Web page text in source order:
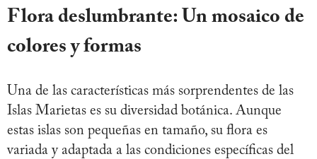
Flora deslumbrante: Un mosaico de
colores y formas
Una de las características más sorprendentes de las
Islas Marietas es su diversidad botánica. Aunque
estas islas son pequeñas en tamaño, su flora es
variada y adaptada a las condiciones específicas del